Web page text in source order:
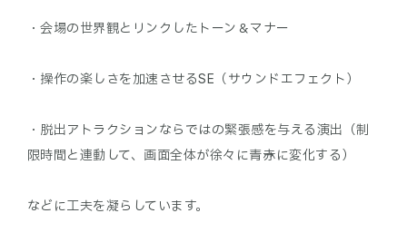
・会場の世界観とリンクしたトーン＆マナー
・操作の楽しさを加速させるSE（サウンドエフェクト）
・脱出アトラクションならではの緊張感を与える演出（制
限時間と連動して、画面全体が徐々に青→赤に変化する）
などに工夫を凝らしています。